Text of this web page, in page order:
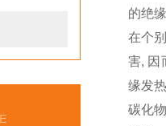
的绝
在个
害, 因
缘发
碳化